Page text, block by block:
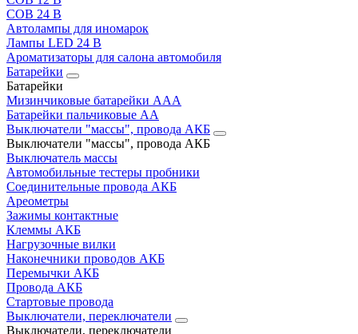
COB 24 В
Автолампы для иномарок
Лампы LED 24 B
Ароматизаторы для салона автомобиля
Батарейки
Батарейки
Мизинчиковые батарейки AAA
Батарейки пальчиковые АА
Выключатели "массы", провода АКБ
Выключатели "массы", провода АКБ
Выключатель массы
Автомобильные тестеры пробники
Соединительные провода АКБ
Ареометры
Зажимы контактные
Клеммы АКБ
Нагрузочные вилки
Наконечники проводов АКБ
Перемычки АКБ
Провода АКБ
Стартовые провода
Выключатели, переключатели
Выключатели, переключатели